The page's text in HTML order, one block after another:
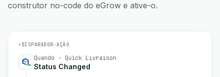
construtor no-code do eGrow e ative-o.
⚡ DISPARADOR→AÇÃO
Quando · Quick Livraison
Status Changed